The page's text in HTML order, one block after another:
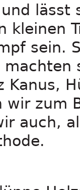
lässt
kleinen
sein.
machten
Kanus,
wir zum
auch,